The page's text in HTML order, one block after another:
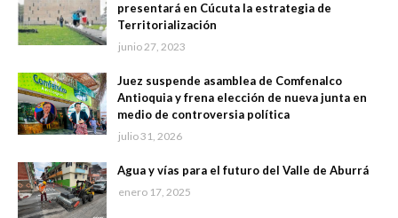
presentará en Cúcuta la estrategia de
Territorialización
junio 27, 2023
Juez suspende asamblea de Comfenalco
Antioquia y frena elección de nueva junta en
medio de controversia política
julio 31, 2026
Agua y vías para el futuro del Valle de Aburrá
enero 17, 2025